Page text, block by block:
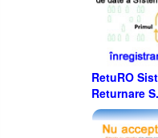
RetuRO
Returnare